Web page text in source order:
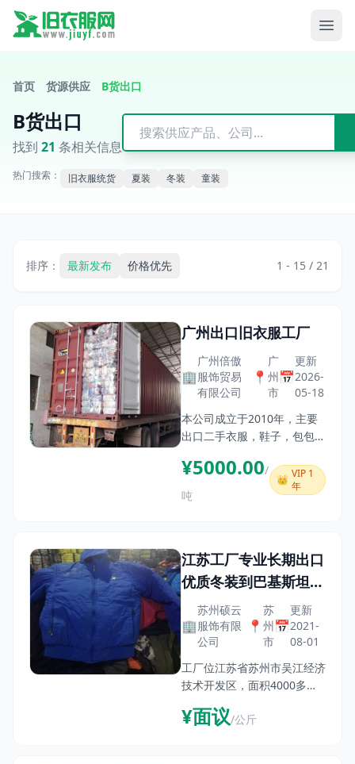
首页 货源供应 B货出口
B货出口
找到 21 条相关信息
热门搜索： 旧衣服统货 夏装 冬装 童装
排序： 最新发布 价格优先 1 - 15 / 21
广州出口旧衣服工厂
🏢
广州倍傲
服饰贸易
有限公司
📍
广
州
市
📅
更新
2026-
05-18
本公司成立于2010年，主要
出口二手衣服，鞋子，包包到
工厂位于广州花都区，靠近白
云机场， 占地面积6000平方
米。我们诚挚的寻找有兴趣的
¥5000.00/
吨
👑 VIP 1
年
江苏工厂专业长期出口
优质冬装到巴基斯坦等
地区！
🏢
苏州硕云
服饰有限
公司
📍
苏
州
市
📅
更新
2021-
08-01
工厂位江苏省苏州市吴江经济
技术开发区，面积4000多平,
本人专业从事二手冬装和出口
业务，工厂3000平米，拥有
¥面议/公斤